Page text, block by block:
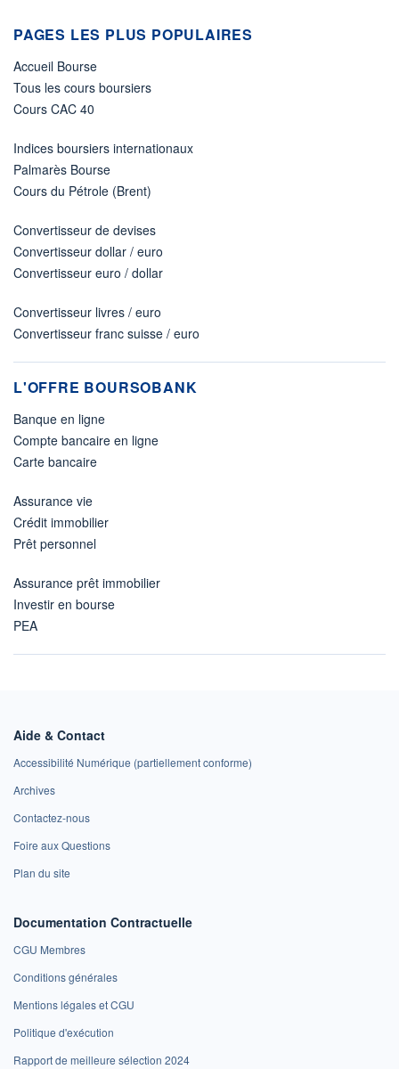
+ PORTEFEUILLE
PAGES LES PLUS POPULAIRES
Accueil Bourse
Tous les cours boursiers
Cours CAC 40
Indices boursiers internationaux
Palmarès Bourse
Cours du Pétrole (Brent)
Convertisseur de devises
Convertisseur dollar / euro
Convertisseur euro / dollar
Convertisseur livres / euro
Convertisseur franc suisse / euro
L'OFFRE BOURSOBANK
Banque en ligne
Compte bancaire en ligne
Carte bancaire
Assurance vie
Crédit immobilier
Prêt personnel
Assurance prêt immobilier
Investir en bourse
PEA
Aide & Contact
Accessibilité Numérique (partiellement conforme)
Archives
Contactez-nous
Foire aux Questions
Plan du site
Documentation Contractuelle
CGU Membres
Conditions générales
Mentions légales et CGU
Politique d'exécution
Rapport de meilleure sélection 2024